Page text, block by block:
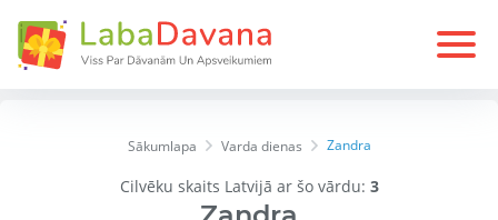
Sākumlapa Varda dienas Zandra
Cilvēku skaits Latvijā ar šo vārdu: 3